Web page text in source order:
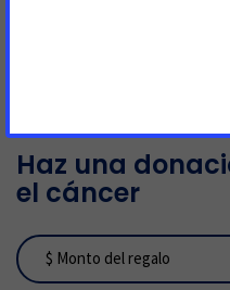
Haz una
el cáncer